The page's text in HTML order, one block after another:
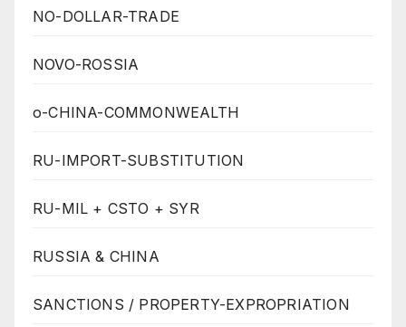
NO-DOLLAR-TRADE
NOVO-ROSSIA
o-CHINA-COMMONWEALTH
RU-IMPORT-SUBSTITUTION
RU-MIL + CSTO + SYR
RUSSIA & CHINA
SANCTIONS / PROPERTY-EXPROPRIATION